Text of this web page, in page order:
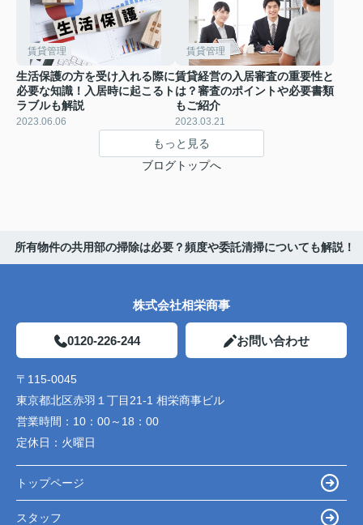
賃貸管理
生活保護の方を受け入れる際に
必要な知識！入居時に起こるト
ラブルも解説
2023.06.06
賃貸管理
賃貸経営の入居審査の重要性と
は？審査のポイントや必要書類
もご紹介
2023.03.21
もっと見る
ブログトップへ
所有物件の共用部の掃除は必要？頻度や委託清掃についても解説！
株式会社相栄商事
0120-226-244 お問い合わせ
〒115-0045
東京都北区赤羽１丁目21-1 相栄商事ビル
営業時間： 10：00～18：00
定休日： 火曜日
トップページ
スタッフ